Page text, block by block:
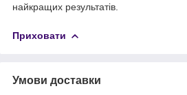
найкращих результатів.
Приховати
Умови доставки